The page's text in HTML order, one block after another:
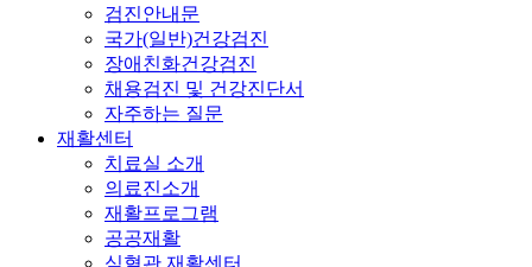
검진안내문
국가(일반)건강검진
장애친화건강검진
채용검진 및 건강진단서
자주하는 질문
재활센터
치료실 소개
의료진소개
재활프로그램
공공재활
심혈관 재활센터